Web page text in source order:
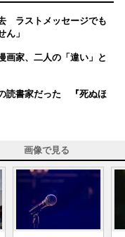
ラストメッセージでも
」
家、二人の「違い」と
読書家だった 『死ぬほ
画像で見る